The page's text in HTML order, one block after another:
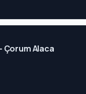
Çorum Alaca